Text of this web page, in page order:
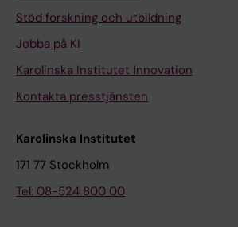
Stöd forskning och utbildning
Jobba på KI
Karolinska Institutet Innovation
Kontakta presstjänsten
Karolinska Institutet
171 77 Stockholm
Tel: 08-524 800 00